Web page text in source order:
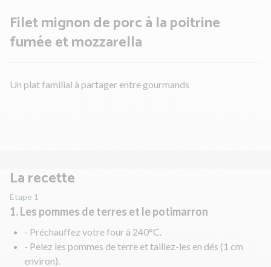
Filet mignon de porc à la poitrine
fumée et mozzarella
Un plat familial à partager entre gourmands
La recette
Étape 1
1. Les pommes de terres et le potimarron
- Préchauffez votre four à 240°C.
- Pelez les pommes de terre et taillez-les en dés (1 cm
environ).